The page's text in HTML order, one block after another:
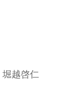
越啓仁